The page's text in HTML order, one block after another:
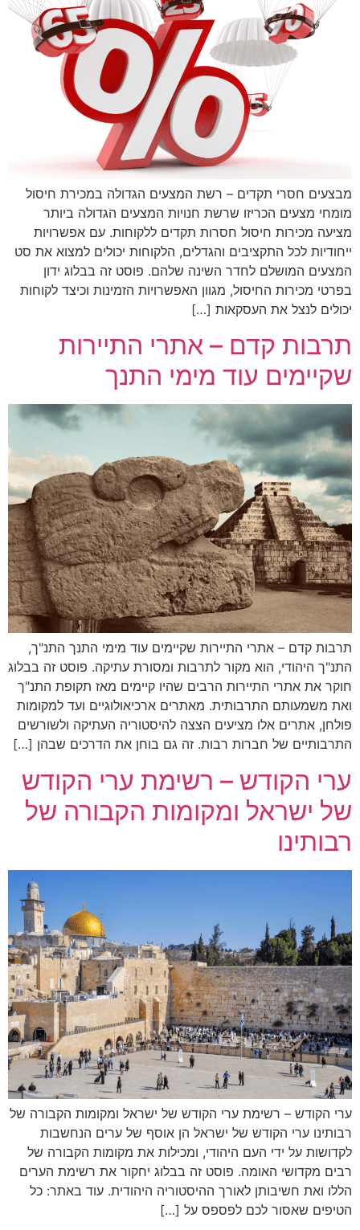
מבצעים חסרי תקדים – רשת המצעים הגדולה במכירת חיסול
מומחי מצעים הכריזו שרשת חנויות המצעים הגדולה ביותר
מציעה מכירות חיסול חסרות תקדים ללקוחות. עם אפשרויות
ייחודיות לכל התקציבים והגדלים, הלקוחות יכולים למצוא את סט
המצעים המושלם לחדר השינה שלהם. פוסט זה בבלוג ידון
בפרטי מכירות החיסול, מגוון האפשרויות הזמינות וכיצד לקוחות
יכולים לנצל את העסקאות […]
תרבות קדם – אתרי התיירות
שקיימים עוד מימי התנך
תרבות קדם – אתרי התיירות שקיימים עוד מימי התנך התנ"ך,
התנ"ך היהודי, הוא מקור לתרבות ומסורת עתיקה. פוסט זה בבלוג
חוקר את אתרי התיירות הרבים שהיו קיימים מאז תקופת התנ"ך
ואת משמעותם התרבותית. מאתרים ארכיאולוגיים ועד למקומות
פולחן, אתרים אלו מציעים הצצה להיסטוריה העתיקה ולשורשים
התרבותיים של חברות רבות. זה גם בוחן את הדרכים שבהן […]
ערי הקודש – רשימת ערי הקודש
של ישראל ומקומות הקבורה של
רבותינו
ערי הקודש – רשימת ערי הקודש של ישראל ומקומות הקבורה של
רבותינו ערי הקודש של ישראל הן אוסף של ערים הנחשבות
לקדושות על ידי העם היהודי, ומכילות את מקומות הקבורה של
רבים מקדושי האומה. פוסט זה בבלוג יחקור את רשימת הערים
הללו ואת חשיבותן לאורך ההיסטוריה היהודית. עוד באתר: כל
הטיפים שאסור לכם לפספס על […]